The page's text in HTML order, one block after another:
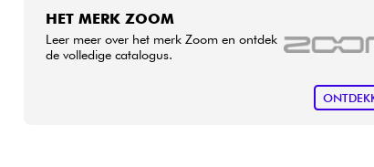
HET MERK ZOOM
Leer meer over het merk Zoom en ontdek
de volledige catalogus.